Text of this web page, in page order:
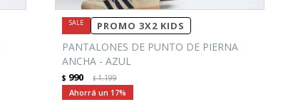
PROMO 3X2 KIDS
PANTALONES DE PUNTO DE PIERNA
ANCHA - AZUL
$ 990 $1.199
17